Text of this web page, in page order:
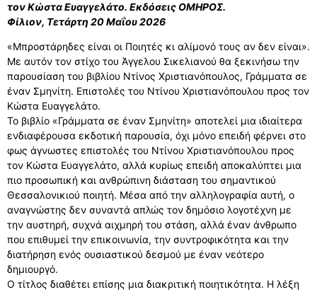
τον Κώστα Ευαγγελάτο. Εκδόσεις ΟΜΗΡΟΣ.
Φίλιον, Τετάρτη 20 Μαΐου 2026
«Μπροστάρηδες είναι οι Ποιητές κι αλίμονό τους αν δεν είναι».
Με αυτόν τον στίχο του Άγγελου Σικελιανού θα ξεκινήσω την
παρουσίαση του βιβλίου Ντίνος Χριστιανόπουλος, Γράμματα σε
έναν Σμηνίτη. Επιστολές του Ντίνου Χριστιανόπουλου προς τον
Κώστα Ευαγγελάτο.
Το βιβλίο «Γράμματα σε έναν Σμηνίτη» αποτελεί μια ιδιαίτερα
ενδιαφέρουσα εκδοτική παρουσία, όχι μόνο επειδή φέρνει στο
φως άγνωστες επιστολές του Ντίνου Χριστιανόπουλου προς
τον Κώστα Ευαγγελάτο, αλλά κυρίως επειδή αποκαλύπτει μια
πιο προσωπική και ανθρώπινη διάσταση του σημαντικού
Θεσσαλονικιού ποιητή. Μέσα από την αλληλογραφία αυτή, ο
αναγνώστης δεν συναντά απλώς τον δημόσιο λογοτέχνη με
την αυστηρή, συχνά αιχμηρή του στάση, αλλά έναν άνθρωπο
που επιθυμεί την επικοινωνία, την συντροφικότητα και την
διατήρηση ενός ουσιαστικού δεσμού με έναν νεότερο
δημιουργό.
Ο τίτλος διαθέτει επίσης μια διακριτική ποιητικότητα. Η λέξη